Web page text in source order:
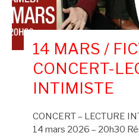
14 MARS /
CONCERT-
INTIMISTE
CONCERT – LECTURE
14 mars 2026 – 20h30